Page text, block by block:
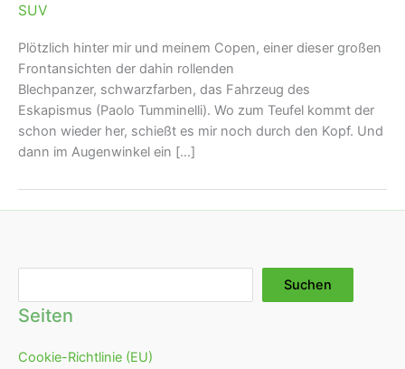
SUV
Plötzlich hinter mir und meinem Copen, einer dieser großen
Frontansichten der dahin rollenden
Blechpanzer, schwarzfarben, das Fahrzeug des
Eskapismus (Paolo Tumminelli). Wo zum Teufel kommt der
schon wieder her, schießt es mir noch durch den Kopf. Und
dann im Augenwinkel ein […]
Suchen
Seiten
Cookie-Richtlinie (EU)